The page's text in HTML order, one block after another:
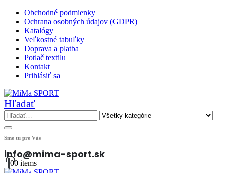
Obchodné podmienky
Ochrana osobných údajov (GDPR)
Katalógy
Veľkostné tabuľky
Doprava a platba
Potlač textilu
Kontakt
Prihlásiť sa
Hľadať
Sme tu pre Vás
info@mima-sport.sk
00 items